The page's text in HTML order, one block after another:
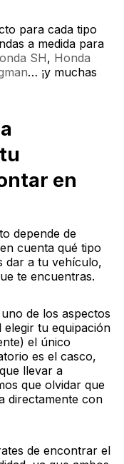
para cada tipo
a medida para
SH, Honda
… ¡y muchas
en
depende de
cuenta qué tipo
dar a tu vehículo,
te encuentras.
de los aspectos
elegir tu equipación
el único
es el casco,
llevar a
que olvidar que
directamente con
de encontrar el